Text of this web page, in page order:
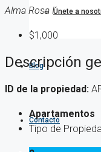
Únete a
Blog
Contacto
Alma Rosa I
$1,000
Descripción
ID de la propiedad:
Apartamentos
Tipo de